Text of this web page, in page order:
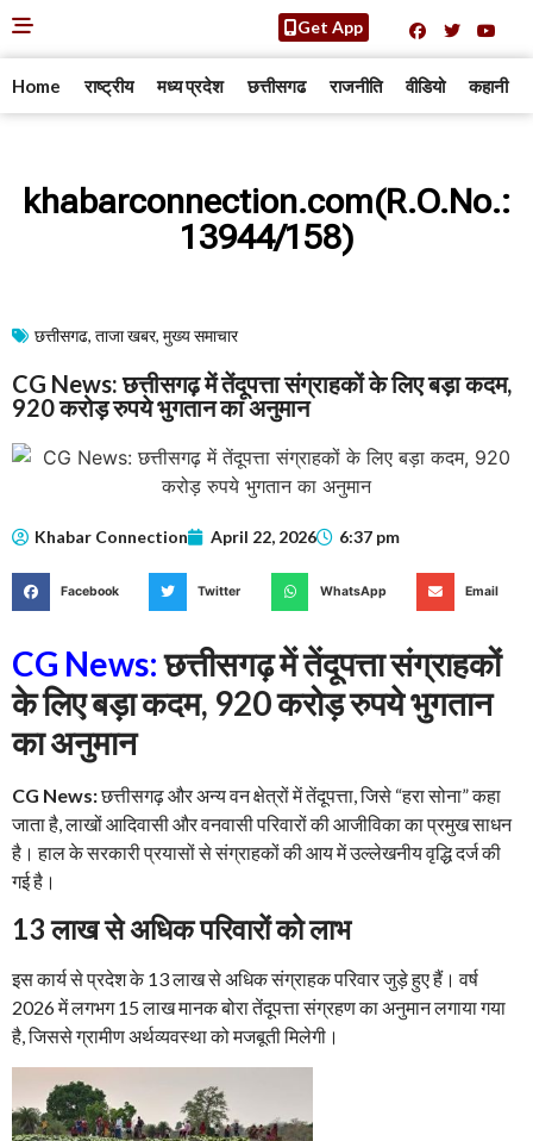
Get App
Home राष्ट्रीय मध्य प्रदेश छत्तीसगढ राजनीति वीडियो कहानी
khabarconnection.com(R.O.No.:
13944/158)
छत्तीसगढ, ताजा खबर, मुख्य समाचार​
CG News: छत्तीसगढ़ में तेंदूपत्ता संग्राहकों के लिए बड़ा कदम,
920 करोड़ रुपये भुगतान का अनुमान
Khabar Connection April 22, 2026 6:37 pm
Facebook Twitter WhatsApp Email
CG News:छत्तीसगढ़ में तेंदूपत्ता संग्राहकों
के लिए बड़ा कदम, 920 करोड़ रुपये भुगतान
का अनुमान
CG News:छत्तीसगढ़ और अन्य वन क्षेत्रों में तेंदूपत्ता, जिसे “हरा सोना” कहा
जाता है, लाखों आदिवासी और वनवासी परिवारों की आजीविका का प्रमुख साधन
है। हाल के सरकारी प्रयासों से संग्राहकों की आय में उल्लेखनीय वृद्धि दर्ज की
गई है।
13 लाख से अधिक परिवारों को लाभ
इस कार्य से प्रदेश के 13 लाख से अधिक संग्राहक परिवार जुड़े हुए हैं। वर्ष
2026 में लगभग 15 लाख मानक बोरा तेंदूपत्ता संग्रहण का अनुमान लगाया गया
है, जिससे ग्रामीण अर्थव्यवस्था को मजबूती मिलेगी।